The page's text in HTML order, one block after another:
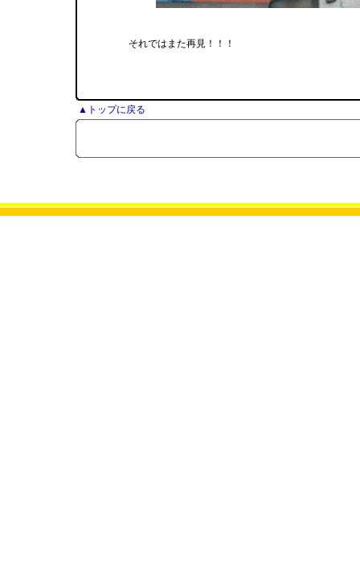
それではまた再見！！！
▲トップに戻る